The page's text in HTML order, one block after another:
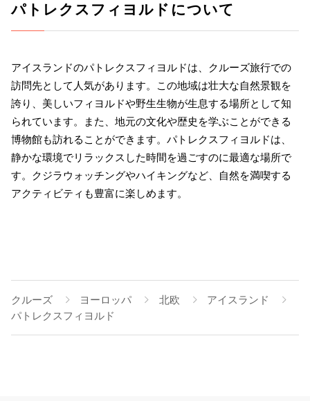
パトレクスフィヨルドについて
アイスランドのパトレクスフィヨルドは、クルーズ旅行での
訪問先として人気があります。この地域は壮大な自然景観を
誇り、美しいフィヨルドや野生生物が生息する場所として知
られています。また、地元の文化や歴史を学ぶことができる
博物館も訪れることができます。パトレクスフィヨルドは、
静かな環境でリラックスした時間を過ごすのに最適な場所で
す。クジラウォッチングやハイキングなど、自然を満喫する
アクティビティも豊富に楽しめます。
クルーズ ヨーロッパ 北欧
アイスランド
パトレクスフィヨルド